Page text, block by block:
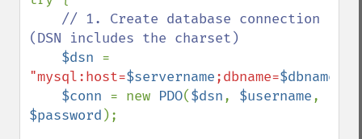
// 1. Create database connection
(DSN includes the charset)
$dsn
"mysql:host=$servername;dbname=$dbname
$conn = new PDO($dsn, $username
$password );